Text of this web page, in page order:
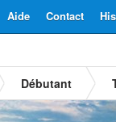
Contact
Aide
Débutant